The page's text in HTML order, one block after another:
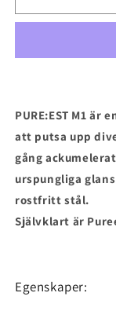
Metallpolish
PURE:EST M1
att putsa upp
gång
urspungliga
rostfritt stål.
Självklart är
Egenskaper: